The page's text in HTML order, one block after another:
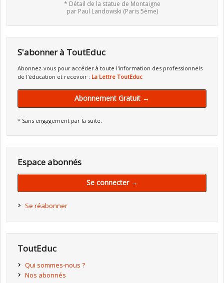
* Détail de la statue de Montaigne
par Paul Landowski (Paris 5ème)
S'abonner à ToutEduc
Abonnez-vous pour accéder à toute l'information des professionnels
de l'éducation et recevoir : La Lettre ToutEduc
Abonnement Gratuit →
* Sans engagement par la suite.
Espace abonnés
Se connecter →
Se réabonner
ToutEduc
Qui sommes-nous ?
Nos abonnés